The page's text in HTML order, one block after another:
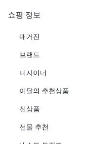
쇼핑 정보
매거진
브랜드
디자이너
이달의 추천상품
신상품
선물 추천